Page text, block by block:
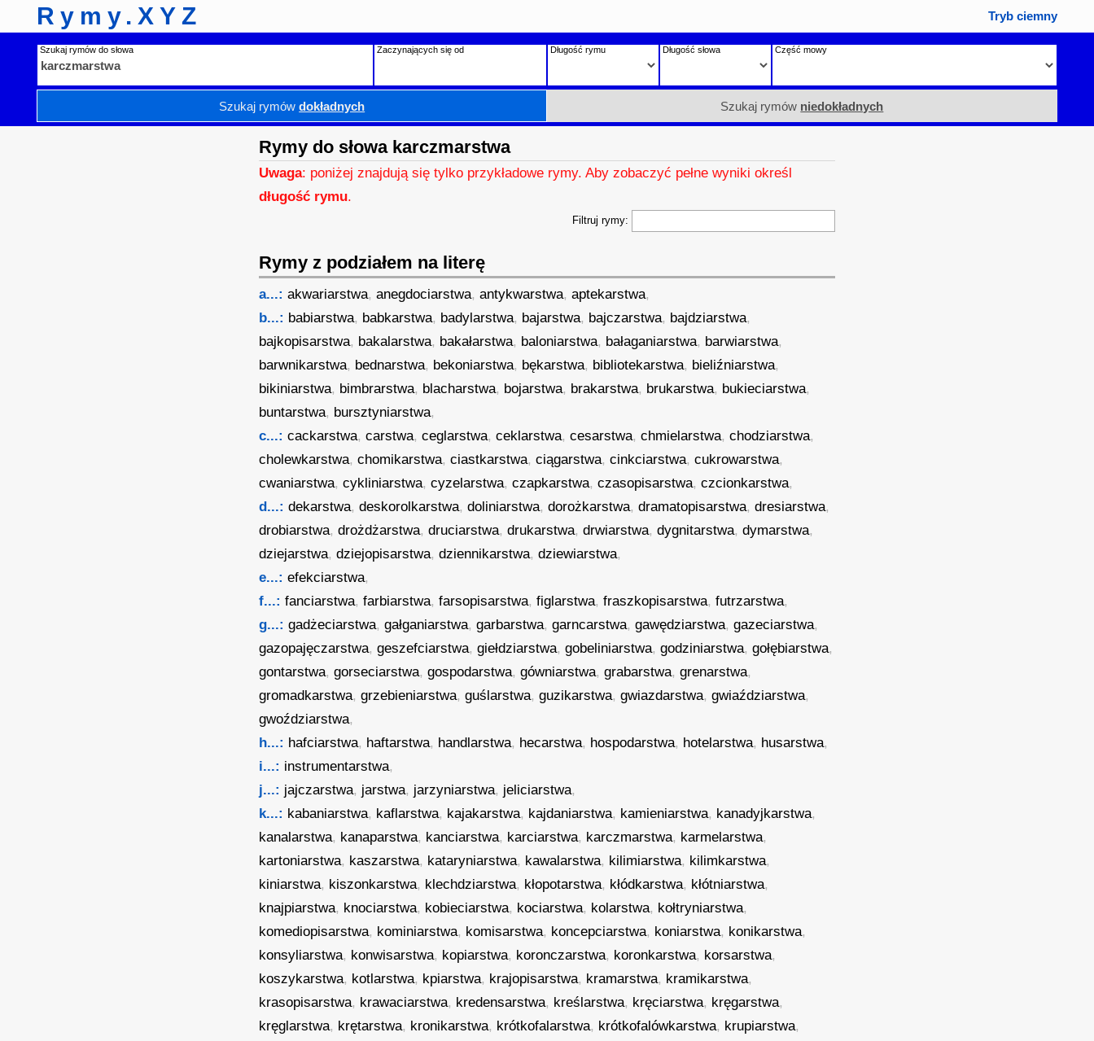
Rymy.XYZ Tryb ciemny
Szukaj rymów do słowa Zaczynających się od Długość rymu Długość słowa Część mowy
Szukaj rymówdokładnych Szukaj rymów niedokładnych
Rymy do słowa karczmarstwa
Uwaga: poniżej znajdują się tylko przykładowe rymy. Aby zobaczyć pełne wyniki określ
długość rymu.
Filtruj rymy:
Rymy z podziałem na literę
a...: akwariarstwa,anegdociarstwa,antykwarstwa,aptekarstwa,
b...: babiarstwa, babkarstwa, badylarstwa, bajarstwa, bajczarstwa, bajdziarstwa,
bajkopisarstwa, bakalarstwa, bakałarstwa, baloniarstwa, bałaganiarstwa, barwiarstwa,
barwnikarstwa, bednarstwa, bekoniarstwa, bękarstwa, bibliotekarstwa, bieliźniarstwa,
bikiniarstwa, bimbrarstwa, blacharstwa, bojarstwa, brakarstwa, brukarstwa, bukieciarstwa,
buntarstwa, bursztyniarstwa,
c...: cackarstwa,carstwa,ceglarstwa,ceklarstwa,cesarstwa,chmielarstwa,chodziarstwa,
cholewkarstwa,chomikarstwa,ciastkarstwa,ciągarstwa,cinkciarstwa,cukrowarstwa,
cwaniarstwa,cykliniarstwa,cyzelarstwa,czapkarstwa,czasopisarstwa,czcionkarstwa,
d...: dekarstwa,deskorolkarstwa,doliniarstwa,dorożkarstwa,dramatopisarstwa,dresiarstwa,
drobiarstwa,drożdżarstwa,druciarstwa,drukarstwa,drwiarstwa,dygnitarstwa,dymarstwa,
dziejarstwa,dziejopisarstwa,dziennikarstwa,dziewiarstwa,
e...: efekciarstwa,
f...: fanciarstwa,farbiarstwa,farsopisarstwa,figlarstwa,fraszkopisarstwa,futrzarstwa,
g...: gadżeciarstwa,gałganiarstwa,garbarstwa,garncarstwa,gawędziarstwa,gazeciarstwa,
gazopajęczarstwa,geszefciarstwa,giełdziarstwa,gobeliniarstwa,godziniarstwa,gołębiarstwa,
gontarstwa,gorseciarstwa,gospodarstwa,gówniarstwa,grabarstwa,grenarstwa,
gromadkarstwa,grzebieniarstwa,guślarstwa,guzikarstwa,gwiazdarstwa,gwiaździarstwa,
gwoździarstwa,
h...: hafciarstwa, haftarstwa, handlarstwa, hecarstwa, hospodarstwa, hotelarstwa, husarstwa,
i...: instrumentarstwa,
j...: jajczarstwa, jarstwa, jarzyniarstwa, jeliciarstwa,
k...: kabaniarstwa, kaflarstwa, kajakarstwa, kajdaniarstwa, kamieniarstwa, kanadyjkarstwa,
kanalarstwa, kanaparstwa, kanciarstwa, karciarstwa, karczmarstwa, karmelarstwa,
kartoniarstwa, kaszarstwa, kataryniarstwa, kawalarstwa, kilimiarstwa, kilimkarstwa,
kiniarstwa, kiszonkarstwa, klechdziarstwa, kłopotarstwa, kłódkarstwa, kłótniarstwa,
knajpiarstwa, knociarstwa, kobieciarstwa, kociarstwa, kolarstwa, kołtryniarstwa,
komediopisarstwa, kominiarstwa, komisarstwa, koncepciarstwa, koniarstwa, konikarstwa,
konsyliarstwa, konwisarstwa, kopiarstwa, koronczarstwa, koronkarstwa, korsarstwa,
koszykarstwa, kotlarstwa, kpiarstwa, krajopisarstwa, kramarstwa, kramikarstwa,
krasopisarstwa, krawaciarstwa, kredensarstwa, kreślarstwa, kręciarstwa, kręgarstwa,
kręglarstwa, krętarstwa, kronikarstwa, krótkofalarstwa, krótkofalówkarstwa, krupiarstwa,